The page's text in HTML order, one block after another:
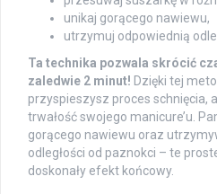
unikaj gorącego nawiewu,
utrzymuj odpowiednią
Ta technika pozwala skrócić
zaledwie 2 minut! Dzięki tej
przyspieszysz proces schnięcia,
trwałość swojego manicure’u.
gorącego nawiewu oraz
odległości od paznokci – te
doskonały efekt końcowy.